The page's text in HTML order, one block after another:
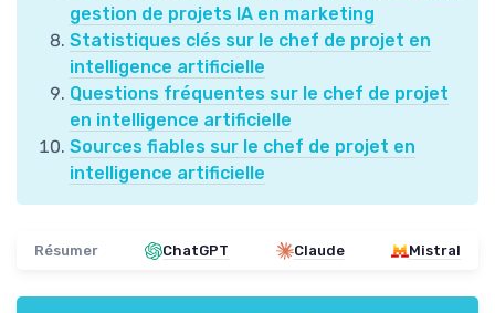
gestion de projets IA en marketing
Statistiques clés sur le chef de projet en
intelligence artificielle
Questions fréquentes sur le chef de projet
en intelligence artificielle
Sources fiables sur le chef de projet en
intelligence artificielle
Résumer ChatGPT Claude Mistral